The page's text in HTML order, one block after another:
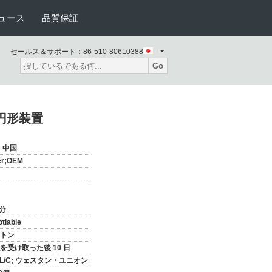
ース 品質保証
セールス＆サポート： 86-510-80610388
Go
形装置
中国
ン
受け取った後 10 日
C; ウェスタン・ユニオン